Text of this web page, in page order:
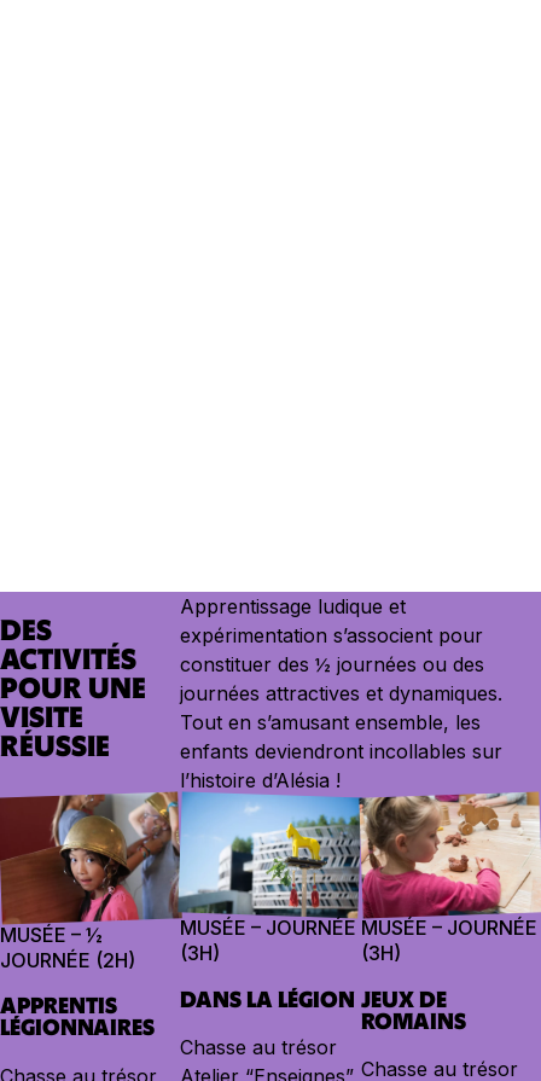
DES
ACTIVITÉS
POUR UNE
VISITE
RÉUSSIE
Apprentissage ludique et
expérimentation s’associent pour
constituer des ½ journées ou des
journées attractives et dynamiques.
Tout en s’amusant ensemble, les
enfants deviendront incollables sur
l’histoire d’Alésia !
MUSÉE – ½
JOURNÉE (2H)
APPRENTIS
LÉGIONNAIRES
MUSÉE – JOURNÉE
(3H)
DANS LA LÉGION
Chasse au trésor
MUSÉE – JOURNÉE
(3H)
JEUX DE
ROMAINS
Chasse au trésor